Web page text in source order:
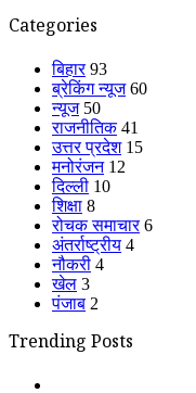
Categories
बिहार 93
ब्रेकिंग न्यूज 60
न्यूज 50
राजनीतिक 41
उत्तर प्रदेश 15
मनोरंजन 12
दिल्ली 10
शिक्षा 8
रोचक समाचार 6
अंतर्राष्ट्रीय 4
नौकरी 4
खेल 3
पंजाब 2
Trending Posts